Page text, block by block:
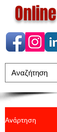
Online
Ανάρτηση